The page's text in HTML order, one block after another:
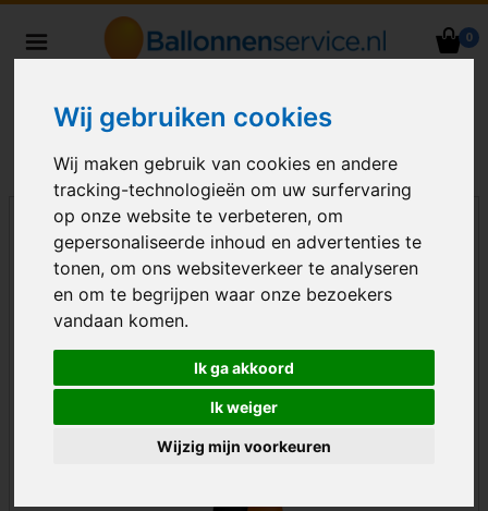
Wij gebruiken cookies
Wij maken gebruik van cookies en andere
tracking-technologieën om uw surfervaring
op onze website te verbeteren, om
gepersonaliseerde inhoud en advertenties te
tonen, om ons websiteverkeer te analyseren
en om te begrijpen waar onze bezoekers
vandaan komen.
Ik ga akkoord
Ik weiger
Wijzig mijn voorkeuren
0
Nederland